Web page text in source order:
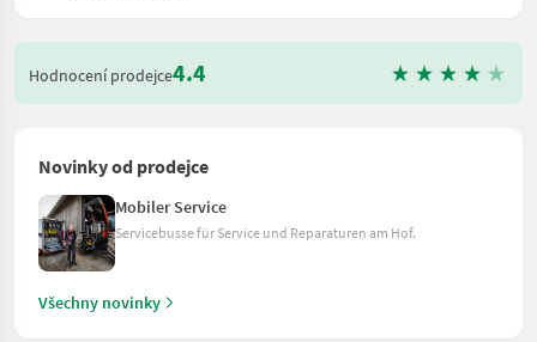
Hodnocení prodejce4.4
Novinky od prodejce
Mobiler Service
Servicebusse für Service und Reparaturen am Hof.
Všechny novinky